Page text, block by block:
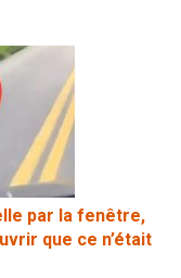
par la fenêtre,
que ce n’était